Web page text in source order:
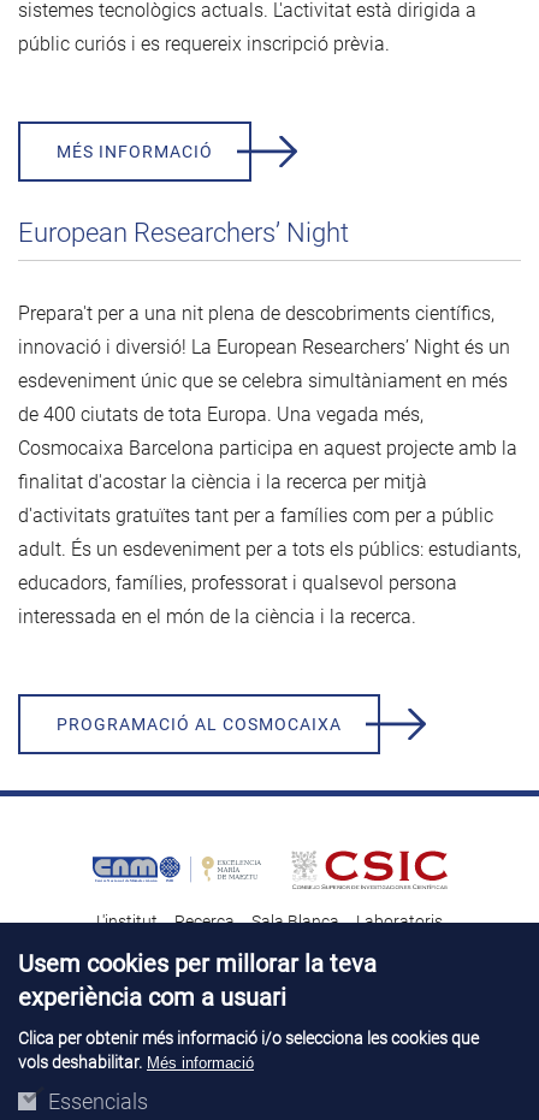
sistemes tecnològics actuals. L'activitat està dirigida a
públic curiós i es requereix inscripció prèvia.
MÉS INFORMACIÓ
European Researchers’ Night
Prepara't per a una nit plena de descobriments científics,
innovació i diversió! La European Researchers’ Night és un
esdeveniment únic que se celebra simultàniament en més
de 400 ciutats de tota Europa. Una vegada més,
Cosmocaixa Barcelona participa en aquest projecte amb la
finalitat d'acostar la ciència i la recerca per mitjà
d'activitats gratuïtes tant per a famílies com per a públic
adult. És un esdeveniment per a tots els públics: estudiants,
educadors, famílies, professorat i qualsevol persona
interessada en el món de la ciència i la recerca.
PROGRAMACIÓ AL COSMOCAIXA
L'institut Recerca Sala Blanca
Laboratoris
Transferència tecnològica
Notícies & Divulgació
Contacte Talent
Avís legal Perfil del contractant
Usem cookies per millorar la teva
experiència com a usuari
Clica per obtenir més informació i/o selecciona les cookies que
vols deshabilitar. Més informació
Essencials